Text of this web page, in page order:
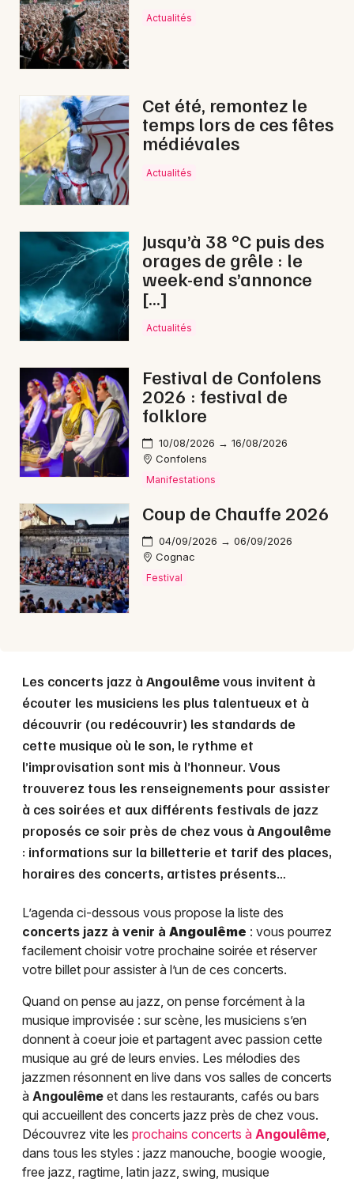
Sorties & loisirs
Jazz en Charente
Jazz en Poitou-Charente
Jazz en Nouvelle-Aquitaine
Newsletter des sorties
Artistes en tournée
Actus à Angoulême
16 - Charente
Choisir mes départements
Mon email
Actualités
Cet été, remontez le
temps lors de ces fêtes
médiévales
Actualités
Jusqu’à 38 °C puis des
orages de grêle : le
week-end s’annonce
[…]
Actualités
Festival de Confolens
2026 : festival de
folklore
10/08/2026 → 16/08/2026
Confolens
Manifestations
Coup de Chauffe 2026
04/09/2026 → 06/09/2026
Cognac
Festival
Les concerts jazz à Angoulêmevous invitent à
écouter les musiciens les plus talentueux et à
découvrir (ou redécouvrir) les standards de
cette musique où le son, le rythme et
l’improvisation sont mis à l’honneur. Vous
trouverez tous les renseignements pour assister
à ces soirées et aux différents festivals de jazz
proposés ce soir près de chez vous à Angoulême
: informations sur la billetterie et tarif des places,
horaires des concerts, artistes présents…
L’agenda ci-dessous vous propose la liste des
concerts jazz à venir à Angoulême : vous pourrez
facilement choisir votre prochaine soirée et réserver
votre billet pour assister à l’un de ces concerts.
Quand on pense au jazz, on pense forcément à la
musique improvisée : sur scène, les musiciens s’en
donnent à coeur joie et partagent avec passion cette
musique au gré de leurs envies. Les mélodies des
jazzmen résonnent en live dans vos salles de concerts
à Angoulême et dans les restaurants, cafés ou bars
qui accueillent des concerts jazz près de chez vous.
Découvrez vite les prochains concerts à Angoulême,
dans tous les styles : jazz manouche, boogie woogie,
free jazz, ragtime, latin jazz, swing, musique